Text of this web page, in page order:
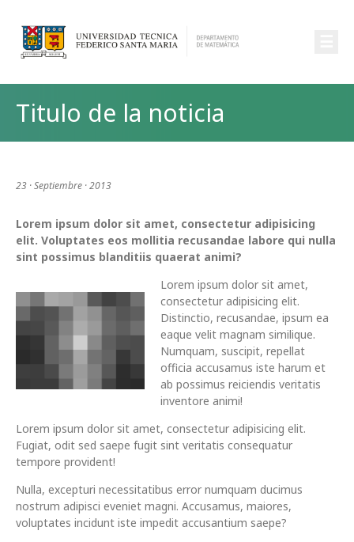
Titulo de la noticia
23 · Septiembre · 2013
Lorem ipsum dolor sit amet, consectetur adipisicing
elit. Voluptates eos mollitia recusandae labore qui nulla
sint possimus blanditiis quaerat animi?
Lorem ipsum dolor sit amet,
consectetur adipisicing elit.
Distinctio, recusandae, ipsum ea
eaque velit magnam similique.
Numquam, suscipit, repellat
officia accusamus iste harum et
ab possimus reiciendis veritatis
inventore animi!
Lorem ipsum dolor sit amet, consectetur adipisicing elit.
Fugiat, odit sed saepe fugit sint veritatis consequatur
tempore provident!
Nulla, excepturi necessitatibus error numquam ducimus
nostrum adipisci eveniet magni. Accusamus, maiores,
voluptates incidunt iste impedit accusantium saepe?